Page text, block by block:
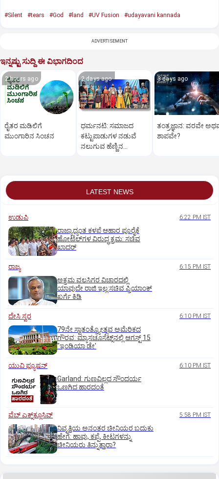
#Silent #tears #God #land #UV Fusion #udayavani kannada
ADVERTISEMENT
ಇನ್ನಷ್ಟು ಸುದ್ದಿ ಈ ವಿಭಾಗದಿಂದ
2 hours ago
ರೈತರ ಮಡಿಲಿಗೆ
ಮುಂಗಾರಿನ ಸಿಂಚನ
2 days ago
ಧರ್ಮನಟಿ: ಸಮಾಜದ
ಕಟ್ಟುಪಾಡುಗಳ ನಡುವೆ
ನಲುಗುವ ಹೆಣ್ಣಿನ
3 days ago
ತಂತ್ರಜ್ಞಾನ: ವರವೇ
ಶಾಪವೇ?
LATEST NEWS
ಉಡುಪಿ 6:22 PM IST
ರಾಜ್ಯಾದ್ಯಂತ ಕಳಪೆ ಆಹಾರ ಪೂರೈಕೆ
ಹೋಟೆಲ್‌ಗಳ ವಿರುದ್ಧ ಕ್ರಮ: ಸಚಿವ
ಖಾದರ್
ರಾಜ್ಯ 6:15 PM IST
ಅಕ್ರಮ ವಲಸಿಗರ ವಿಚಾರದಲ್ಲಿ
ಯಾವುದೇ ರಾಜಿ ಇಲ್ಲ:ಸಚಿವ ಪ್ರಿಯಾಂಕ್
ಖರ್ಗೆ ಕಿಡಿ
ದೇಸಿ ಸ್ವರ 6:10 PM IST
79ನೇ ಸ್ವಾತಂತ್ರ್ಯೋತ್ಸವ ಅಮೆರಿಕದ
ಗೌರವ: ಮ್ಯಾಸಚೂಸೆಟ್ಸ್‌ನಲ್ಲಿ ಆಗಸ್ಟ್‌ 15
"ಇಂಡಿಯಾ ಡೇ'
ಯುವಿ ಫ್ಯೂಷನ್ 6:10 PM IST
Garland: ಗುಣವಿಲ್ಲದ ಸೌಂದರ್ಯ
ಒಣಗಿದ ಹಾರದಂತೆ
ವೆಬ್ ಎಕ್ಸ್‌ಕ್ಲೂಸಿವ್ 5:58 PM IST
ನಿವೃತ್ತಿಯ ಅನಂತರ ಚೀನಿಯರ ಬದುಕು
ಹೇಗೆ: ಹಾವು, ಕಪ್ಪೆ, ಕೀಟಗಳನ್ನು
ಚೀನಿಯರು ತಿನ್ನುತ್ತಾರಾ?